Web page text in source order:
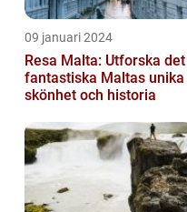
09 januari 2024
Resa Malta: Utforska det
fantastiska Maltas unika
skönhet och historia